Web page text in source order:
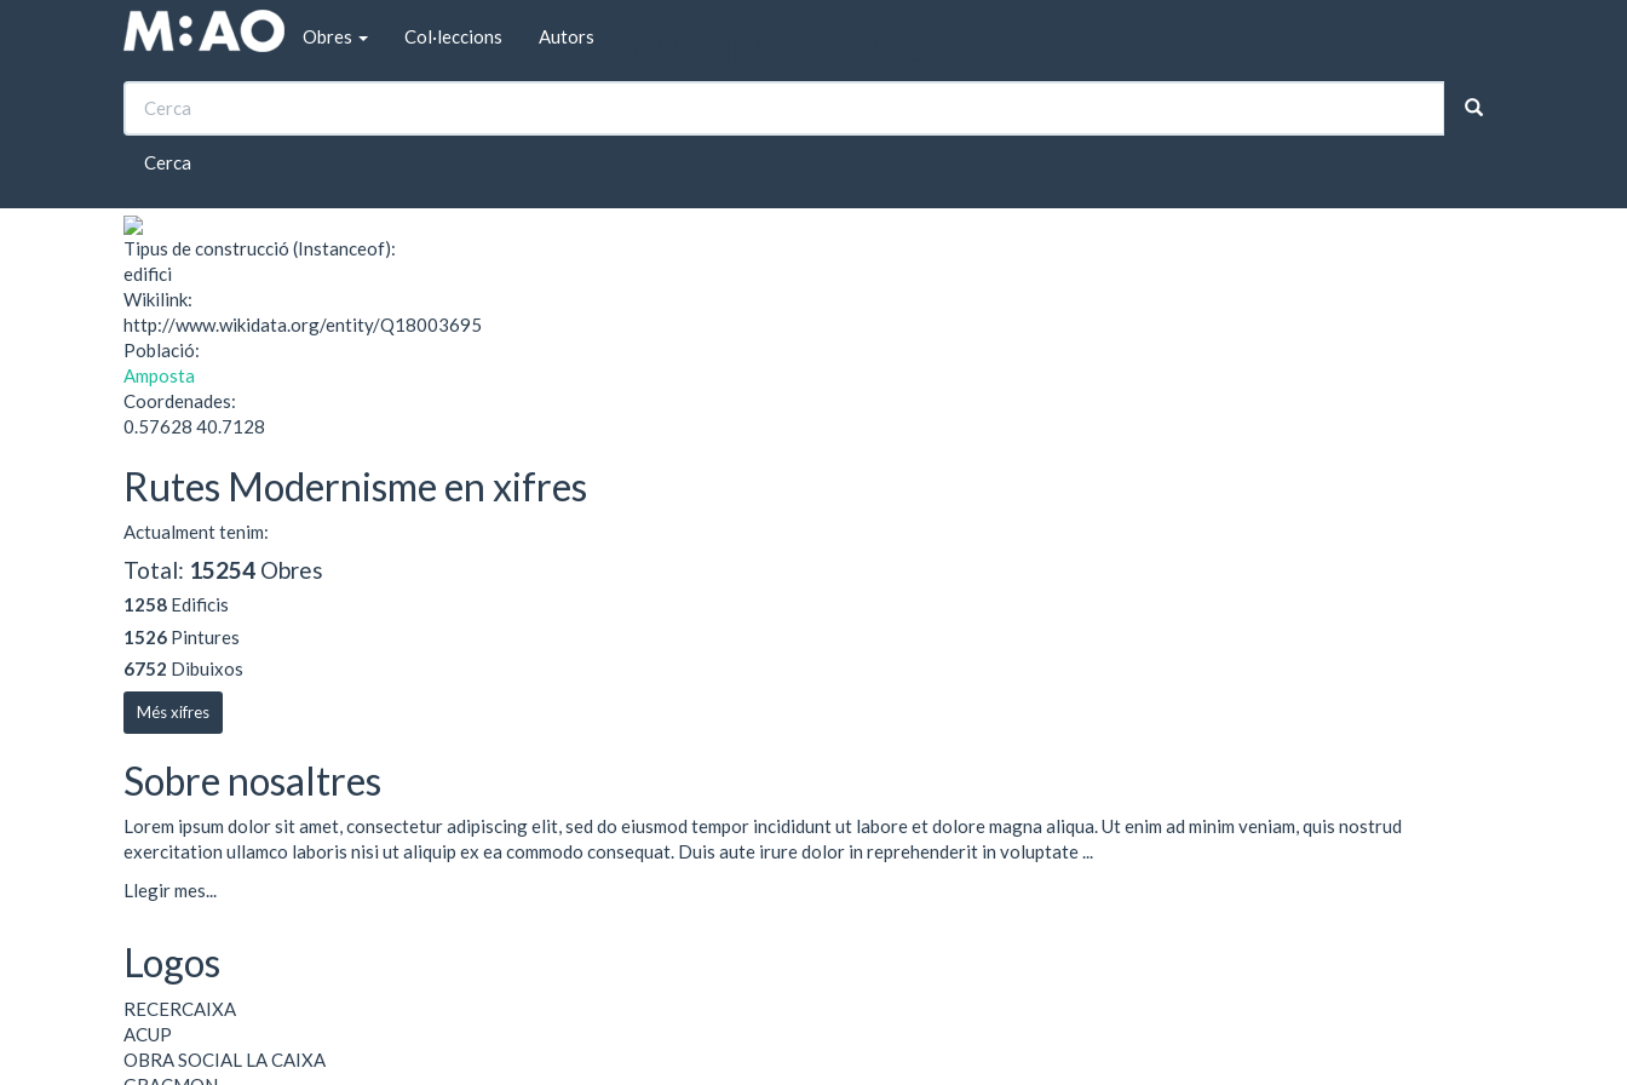
Vés al contingut
Obres
Col·leccions Autors
Cerca
Inici Casa Caballé
Casa Caballé
Tipus de construcció (Instanceof):
edifici
Wikilink:
http://www.wikidata.org/entity/Q18003695
Població:
Amposta
Coordenades:
0.57628 40.7128
Rutes Modernisme en xifres
Actualment tenim:
Total: 15254 Obres
1258 Edificis
1526 Pintures
6752 Dibuixos
Més xifres
Sobre nosaltres
Lorem ipsum dolor sit amet, consectetur adipiscing elit, sed do eiusmod tempor incididunt ut labore et dolore magna aliqua. Ut enim ad minim veniam, quis nostrud
exercitation ullamco laboris nisi ut aliquip ex ea commodo consequat. Duis aute irure dolor in reprehenderit in voluptate ...
Llegir mes...
Logos
RECERCAIXA
ACUP
OBRA SOCIAL LA CAIXA